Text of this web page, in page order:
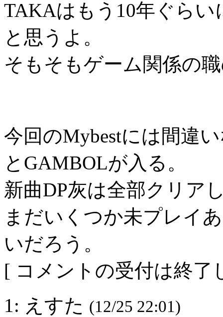
TAKAはもう10年ぐら
と思うよ。
そもそもゲーム関係の
今回のMybestには間違
とGAMBOLが入る。
新曲DP灰は全部クリア
まだいくつか未プレイ
いだろう。
[ コメントの受付は終了
1: えすた (12/25 22:01)